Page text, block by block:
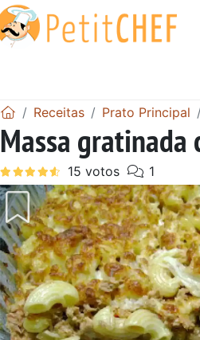
Receitas Prato Principal
Massa gratinada